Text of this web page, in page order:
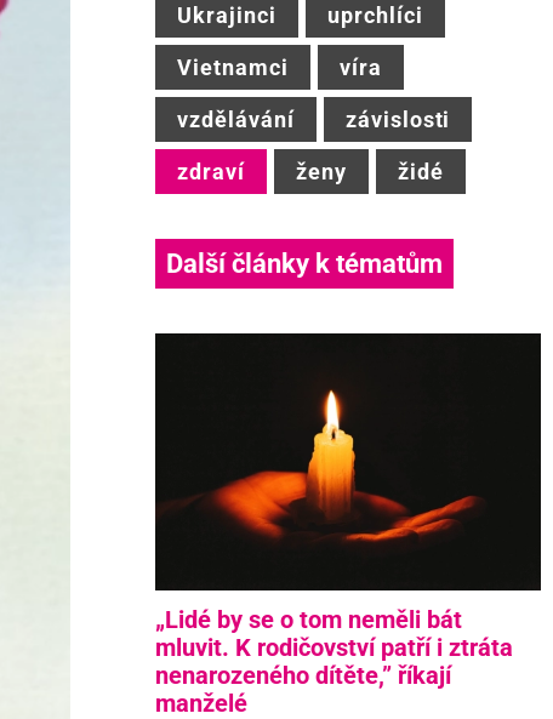
Ukrajinci uprchlíci
Vietnamci víra
vzdělávání závislosti
zdraví ženy židé
Další články k tématům
„Lidé by se o tom neměli bát
mluvit. K rodičovství patří i ztráta
nenarozeného dítěte,” říkají
manželé